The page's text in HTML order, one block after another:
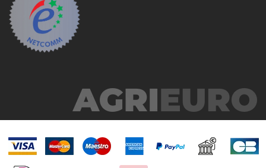
Vesco
Volpi
Wiper EcoRobot
Wolf Garten
Wortex